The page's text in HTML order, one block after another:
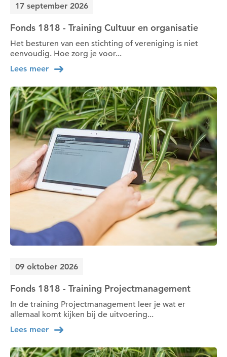
17 september 2026
Fonds 1818 - Training Cultuur en organisatie
Het besturen van een stichting of vereniging is niet
eenvoudig. Hoe zorg je voor...
Lees meer
09 oktober 2026
Fonds 1818 - Training Projectmanagement
In de training Projectmanagement leer je wat er
allemaal komt kijken bij de uitvoering...
Lees meer